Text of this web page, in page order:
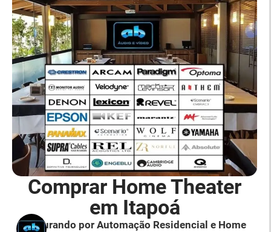
Comprar Home Theater
em Itapoá
Procurando por Automação Residencial e Home